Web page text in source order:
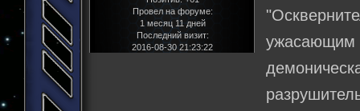
Провел на форуме:
1 месяц 11 дней
Последний визит:
2016-08-30 21:23:22